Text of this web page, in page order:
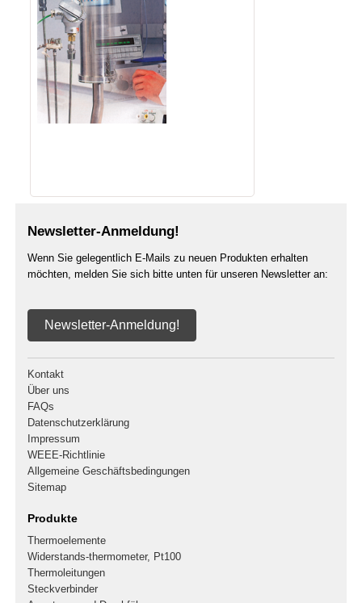
Newsletter-Anmeldung!
Wenn Sie gelegentlich E-Mails zu neuen Produkten erhalten
möchten, melden Sie sich bitte unten für unseren Newsletter an:
Newsletter-Anmeldung!
Kontakt
Über uns
FAQs
Datenschutzerklärung
Impressum
WEEE-Richtlinie
Allgemeine Geschäftsbedingungen
Sitemap
Produkte
Thermoelemente
Widerstands-thermometer, Pt100
Thermoleitungen
Steckverbinder